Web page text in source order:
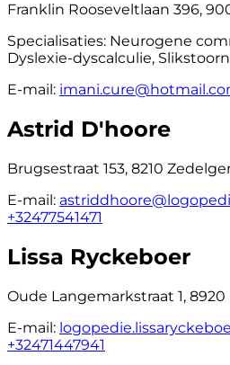
Franklin Rooseveltlaan 396,
Specialisaties: Neurogene
Dyslexie-dyscalculie,
E-mail:
Astrid D'hoore
Brugsestraat 153, 8210
E-mail:
+32477541471
Lissa Ryckeboer
Oude Langemarkstraat 1, 8920
E-mail:
+32471447941